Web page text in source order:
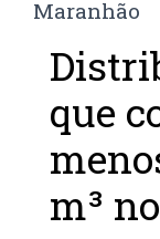
que
m³